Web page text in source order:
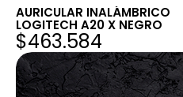
AURICULAR INALÁMBRICO
LOGITECH A20 X NEGRO
$463.584